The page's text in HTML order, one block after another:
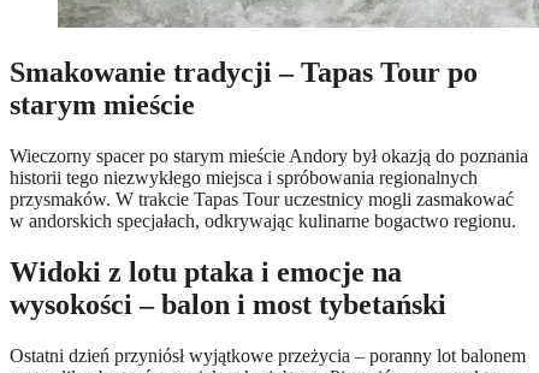
Smakowanie tradycji – Tapas Tour po
starym mieście
Wieczorny spacer po starym mieście Andory był okazją do poznania
historii tego niezwykłego miejsca i spróbowania regionalnych
przysmaków. W trakcie Tapas Tour uczestnicy mogli zasmakować
w andorskich specjałach, odkrywając kulinarne bogactwo regionu.
Widoki z lotu ptaka i emocje na
wysokości – balon i most tybetański
Ostatni dzień przyniósł wyjątkowe przeżycia – poranny lot balonem